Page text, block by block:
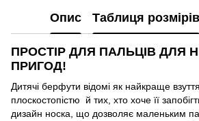
Опис Таблиця розмірів
ПРОСТІР ДЛЯ ПАЛЬЦІВ ДЛЯ
ПРИГОД!
Дитячі берфути відомі як найкраще
плоскостопістю й тих, хто хоче її
дизайн носка, що дозволяє маленьким